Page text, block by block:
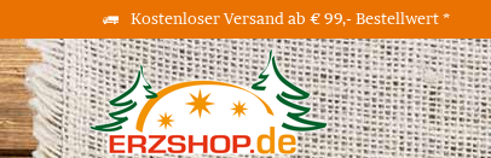
Kostenloser Versand ab € 99,- Bestellwert *